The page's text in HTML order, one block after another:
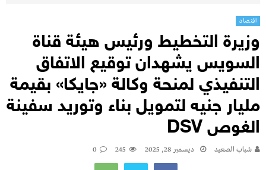
اقتصاد
وزيرة التخطيط ورئيس هيئة قناة
السويس يشهدان توقيع الاتفاق
التنفيذي لمنحة وكالة «جايكا» بقيمة
مليار جنيه لتمويل بناء وتوريد سفينة
الغوص DSV
شباب الصعيد ديسمبر 28, 2025 245
0